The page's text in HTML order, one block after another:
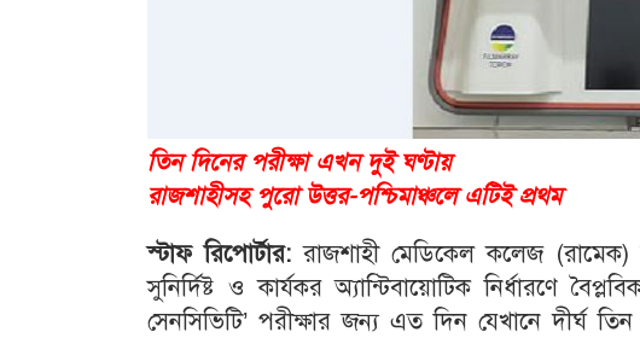
তিন দিনের পরীক্ষা এখন দুই ঘণ্টায়
রাজশাহীসহ পুরো উত্তর-পশ্চিমাঞ্চলে এটিই প্রথম
স্টাফ রিপোর্টার: রাজশাহী মেডিকেল কলেজ (রামেক)
সুনির্দিষ্ট ও কার্যকর অ্যান্টিবায়োটিক নির্ধারণে
সেনসিভিটি’ পরীক্ষার জন্য এত দিন যেখানে